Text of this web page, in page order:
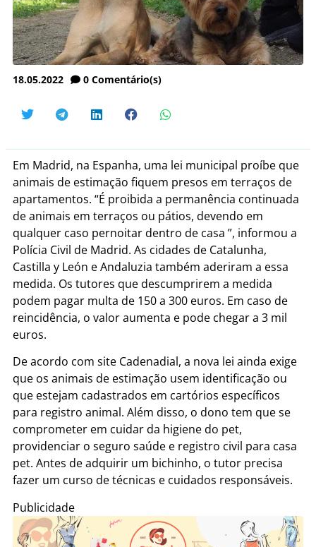
18.05.2022 0 Comentário(s)
Em Madrid, na Espanha, uma lei municipal proíbe que
animais de estimação fiquem presos em terraços de
apartamentos. “É proibida a permanência continuada
de animais em terraços ou pátios, devendo em
qualquer caso pernoitar dentro de casa ”, informou a
Polícia Civil de Madrid. As cidades de Catalunha,
Castilla y León e Andaluzia também aderiram a essa
medida. Os tutores que descumprirem a medida
podem pagar multa de 150 a 300 euros. Em caso de
reincidência, o valor aumenta e pode chegar a 3 mil
euros.
De acordo com site Cadenadial, a nova lei ainda exige
que os animais de estimação usem identificação ou
que estejam cadastrados em cartórios específicos
para registro animal. Além disso, o dono tem que se
comprometer em cuidar da higiene do pet,
providenciar o seguro saúde e registro civil para casa
pet. Antes de adquirir um bichinho, o tutor precisa
fazer um curso de técnicas e cuidados responsáveis.
Publicidade